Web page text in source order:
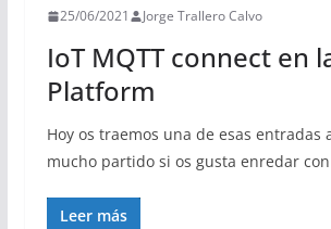
25/06/2021 Jorge Trallero Calvo
IoT MQTT connect en
Platform
Hoy os traemos una de esas entradas
mucho partido si os gusta enredar
Leer más